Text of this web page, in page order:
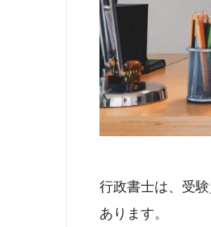
行政書士は、受
あります。